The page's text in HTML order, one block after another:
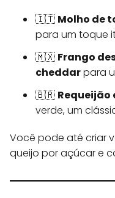
🇮🇹 Molho de
para um toque
🇲🇽 Frango
cheddarpara
🇧🇷 Requeijão
verde, um
Você pode até criar
queijo por açúcar e